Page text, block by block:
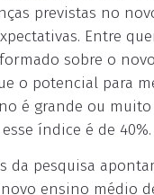
previstas no
Entre
sobre o
o potencial para
é grande ou muito
índice é de 40%.
da pesquisa
ensino médio